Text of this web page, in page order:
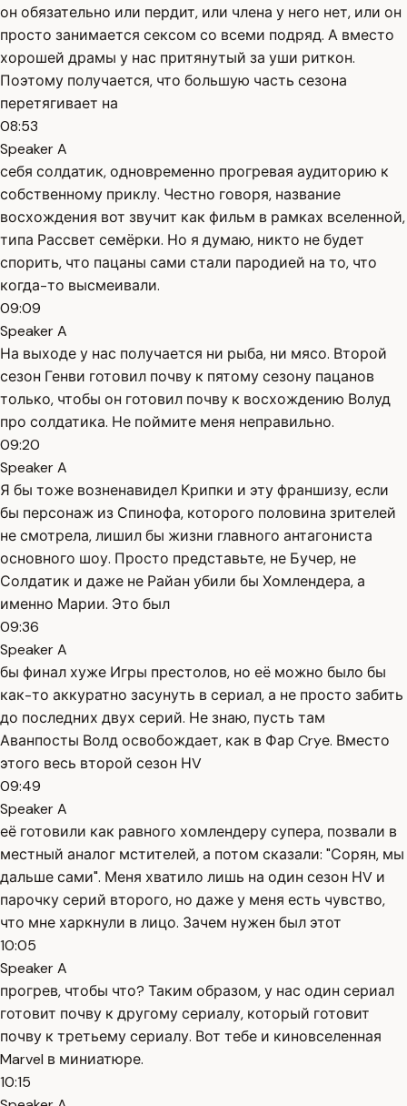
он обязательно или пердит, или члена у него нет, или он
просто занимается сексом со всеми подряд. А вместо
хорошей драмы у нас притянутый за уши риткон.
Поэтому получается, что большую часть сезона
перетягивает на
08:53
Speaker A
себя солдатик, одновременно прогревая аудиторию к
собственному приклу. Честно говоря, название
восхождения вот звучит как фильм в рамках вселенной,
типа Рассвет семёрки. Но я думаю, никто не будет
спорить, что пацаны сами стали пародией на то, что
когда-то высмеивали.
09:09
Speaker A
На выходе у нас получается ни рыба, ни мясо. Второй
сезон Генви готовил почву к пятому сезону пацанов
только, чтобы он готовил почву к восхождению Волуд
про солдатика. Не поймите меня неправильно.
09:20
Speaker A
Я бы тоже возненавидел Крипки и эту франшизу, если
бы персонаж из Спинофа, которого половина зрителей
не смотрела, лишил бы жизни главного антагониста
основного шоу. Просто представьте, не Бучер, не
Солдатик и даже не Райан убили бы Хомлендера, а
именно Марии. Это был
09:36
Speaker A
бы финал хуже Игры престолов, но её можно было бы
как-то аккуратно засунуть в сериал, а не просто забить
до последних двух серий. Не знаю, пусть там
Аванпосты Волд освобождает, как в Фар Cryе. Вместо
этого весь второй сезон НV
09:49
Speaker A
её готовили как равного хомлендеру супера, позвали в
местный аналог мстителей, а потом сказали: "Сорян, мы
дальше сами". Меня хватило лишь на один сезон НV и
парочку серий второго, но даже у меня есть чувство,
что мне харкнули в лицо. Зачем нужен был этот
10:05
Speaker A
прогрев, чтобы что? Таким образом, у нас один сериал
готовит почву к другому сериалу, который готовит
почву к третьему сериалу. Вот тебе и киновселенная
Marvel в миниатюре.
10:15